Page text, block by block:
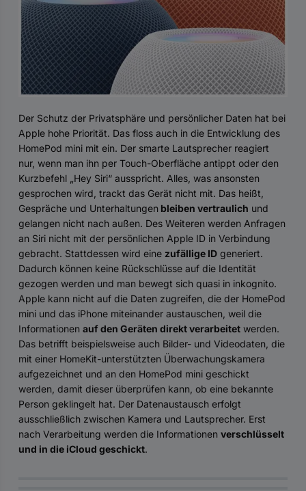
Der Schutz der Privatsphäre und persönlicher Daten hat bei
Apple hohe Priorität. Das floss auch in die Entwicklung des
HomePod mini mit ein. Der smarte Lautsprecher reagiert
nur, wenn man ihn per Touch-Oberfläche antippt oder den
Kurzbefehl „Hey Siri“ ausspricht. Alles, was ansonsten
gesprochen wird, trackt das Gerät nicht mit. Das heißt,
Gespräche und Unterhaltungen bleiben vertraulich und
gelangen nicht nach außen. Des Weiteren werden Anfragen
an Siri nicht mit der persönlichen Apple ID in Verbindung
gebracht. Stattdessen wird eine zufällige ID generiert.
Dadurch können keine Rückschlüsse auf die Identität
gezogen werden und man bewegt sich quasi in inkognito.
Apple kann nicht auf die Daten zugreifen, die der HomePod
mini und das iPhone miteinander austauschen, weil die
Informationen auf den Geräten direkt verarbeitet werden.
Das betrifft beispielsweise auch Bilder- und Videodaten, die
mit einer HomeKit-unterstützten Überwachungskamera
aufgezeichnet und an den HomePod mini geschickt
werden, damit dieser überprüfen kann, ob eine bekannte
Person geklingelt hat. Der Datenaustausch erfolgt
ausschließlich zwischen Kamera und Lautsprecher. Erst
nach Verarbeitung werden die Informationen verschlüsselt
und in die iCloud geschickt.